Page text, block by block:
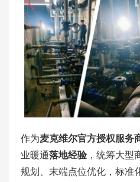
作为麦克维尔官方授权服务
业暖通落地经验 ，统筹大型
规划、末端点位优化，标准